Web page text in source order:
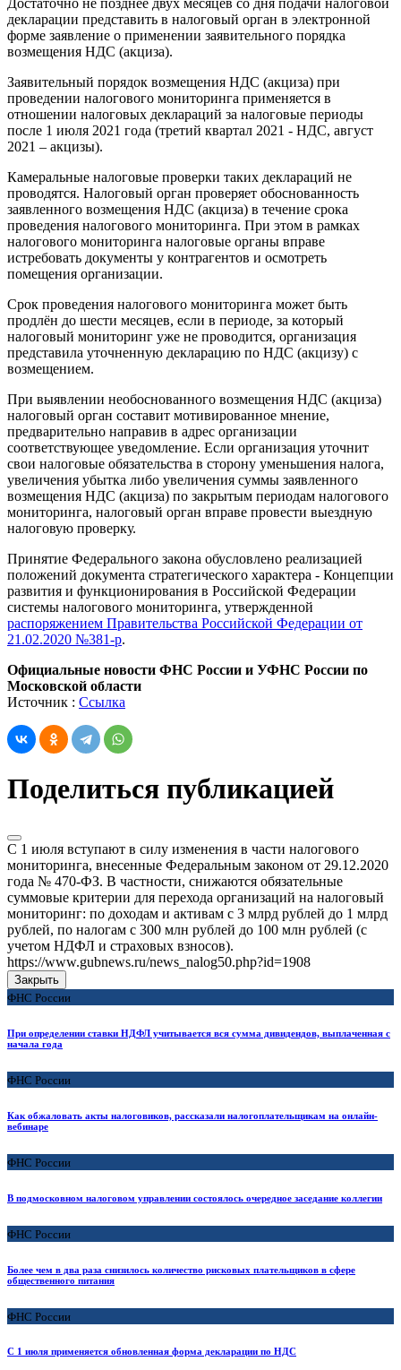
декларации представить в налоговый орган в электронной
форме заявление о применении заявительного порядка
возмещения НДС (акциза).
Заявительный порядок возмещения НДС (акциза) при
проведении налогового мониторинга применяется в
отношении налоговых деклараций за налоговые периоды
после 1 июля 2021 года (третий квартал 2021 - НДС, август
2021 – акцизы).
Камеральные налоговые проверки таких деклараций не
проводятся. Налоговый орган проверяет обоснованность
заявленного возмещения НДС (акциза) в течение срока
проведения налогового мониторинга. При этом в рамках
налогового мониторинга налоговые органы вправе
истребовать документы у контрагентов и осмотреть
помещения организации.
Срок проведения налогового мониторинга может быть
продлён до шести месяцев, если в периоде, за который
налоговый мониторинг уже не проводится, организация
представила уточненную декларацию по НДС (акцизу) с
возмещением.
При выявлении необоснованного возмещения НДС (акциза)
налоговый орган составит мотивированное мнение,
предварительно направив в адрес организации
соответствующее уведомление. Если организация уточнит
свои налоговые обязательства в сторону уменьшения налога,
увеличения убытка либо увеличения суммы заявленного
возмещения НДС (акциза) по закрытым периодам налогового
мониторинга, налоговый орган вправе провести выездную
налоговую проверку.
Принятие Федерального закона обусловлено реализацией
положений документа стратегического характера - Концепции
развития и функционирования в Российской Федерации
системы налогового мониторинга, утвержденной
распоряжением Правительства Российской Федерации от
21.02.2020 №381-р.
Официальные новости ФНС России и УФНС России по
Московской области
Источник : Ссылка
Поделиться публикацией
С 1 июля вступают в силу изменения в части налогового
мониторинга, внесенные Федеральным законом от 29.12.2020
года № 470-ФЗ. В частности, снижаются обязательные
суммовые критерии для перехода организаций на налоговый
мониторинг: по доходам и активам с 3 млрд рублей до 1 млрд
рублей, по налогам с 300 млн рублей до 100 млн рублей (с
учетом НДФЛ и страховых взносов).
https://www.gubnews.ru/news_nalog50.php?id=1908
Закрыть
ФНС России
При определении ставки НДФЛ учитывается вся сумма дивидендов, выплаченная с
начала года
ФНС России
Как обжаловать акты налоговиков, рассказали налогоплательщикам на онлайн-
вебинаре
ФНС России
В подмосковном налоговом управлении состоялось очередное заседание коллегии
ФНС России
Более чем в два раза снизилось количество рисковых плательщиков в сфере
общественного питания
ФНС России
С 1 июля применяется обновленная форма декларации по НДС